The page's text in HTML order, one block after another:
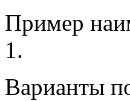
Пример
1.
Варианты